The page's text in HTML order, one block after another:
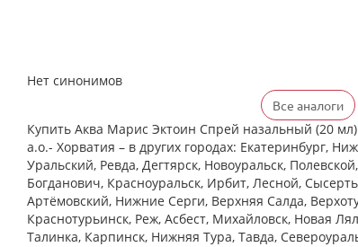
Нет синонимов
Все аналоги
Купить Аква Марис Эктоин Спрей назальный (20
а.о.- Хорватия – в других городах: Екатеринбург,
Уральский, Ревда, Дегтярск, Новоуральск,
Богданович, Красноуральск, Ирбит, Лесной,
Артёмовский, Нижние Cерги, Верхняя Салда,
Краснотурьинск, Реж, Асбест, Михайловск, Новая
Талинка, Карпинск, Нижняя Тура, Тавда,